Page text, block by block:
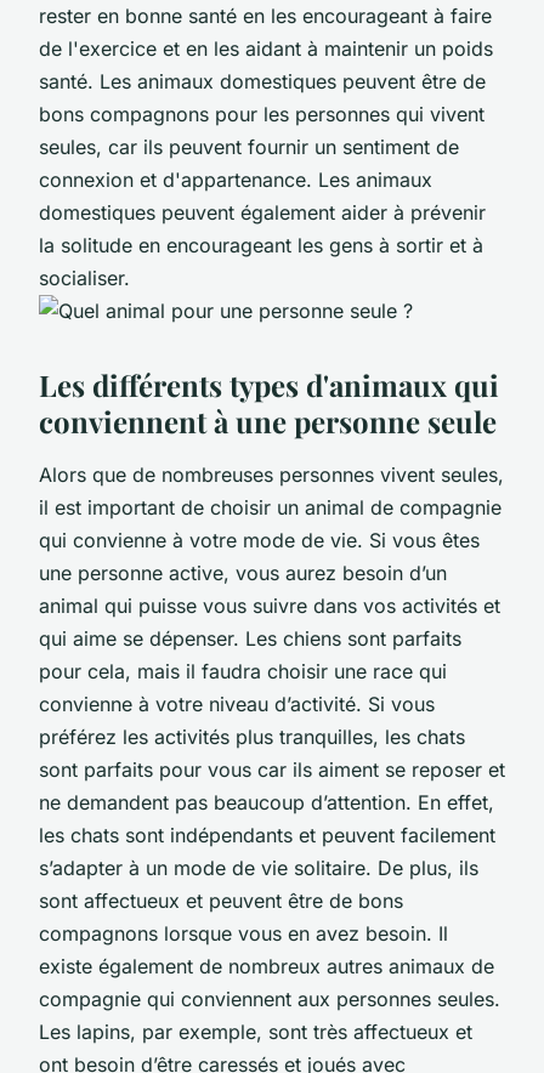
rester en bonne santé en les encourageant à faire
de l'exercice et en les aidant à maintenir un poids
santé. Les animaux domestiques peuvent être de
bons compagnons pour les personnes qui vivent
seules, car ils peuvent fournir un sentiment de
connexion et d'appartenance. Les animaux
domestiques peuvent également aider à prévenir
la solitude en encourageant les gens à sortir et à
socialiser.
Les différents types d'animaux qui
conviennent à une personne seule
Alors que de nombreuses personnes vivent seules,
il est important de choisir un animal de compagnie
qui convienne à votre mode de vie. Si vous êtes
une personne active, vous aurez besoin d’un
animal qui puisse vous suivre dans vos activités et
qui aime se dépenser. Les chiens sont parfaits
pour cela, mais il faudra choisir une race qui
convienne à votre niveau d’activité. Si vous
préférez les activités plus tranquilles, les chats
sont parfaits pour vous car ils aiment se reposer et
ne demandent pas beaucoup d’attention. En effet,
les chats sont indépendants et peuvent facilement
s’adapter à un mode de vie solitaire. De plus, ils
sont affectueux et peuvent être de bons
compagnons lorsque vous en avez besoin. Il
existe également de nombreux autres animaux de
compagnie qui conviennent aux personnes seules.
Les lapins, par exemple, sont très affectueux et
ont besoin d’être caressés et joués avec